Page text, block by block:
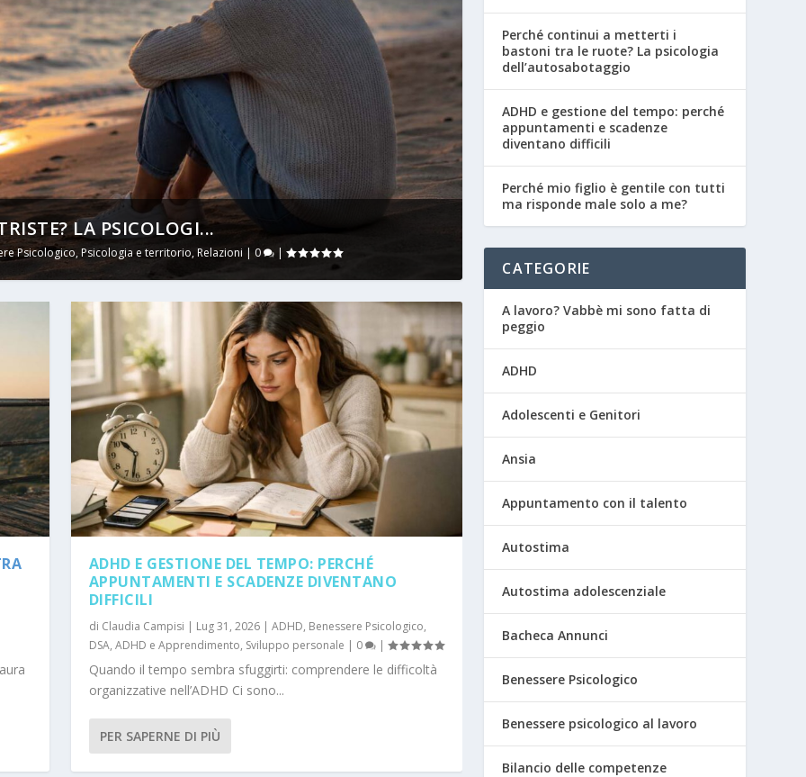
LA PSICOLOGI...
Psicologico,Psicologia e territorio, Relazioni |0 |
STUDIO DI PSICOL...
SOFFRONO DI ANSIA: ...
PSICOLOGICO PER GL...
DI FREELANC...
Sviluppo personale
ADHD E GESTIONE DEL TEMPO: PERCHÉ
APPUNTAMENTI E SCADENZE DIVENTANO
DIFFICILI
di Claudia Campisi | Lug 31, 2026| ADHD, Benessere Psicologico,
DSA, ADHD e Apprendimento, Sviluppo personale | 0 |
Quando il tempo sembra sfuggirti: comprendere le difficoltà
organizzative nell’ADHD Ci sono...
PER SAPERNE DI PIÙ
Perché continui a metterti i
bastoni tra le ruote? La psicologia
dell’autosabotaggio
ADHD e gestione del tempo: perché
appuntamenti e scadenze
diventano difficili
Perché mio figlio è gentile con tutti
ma risponde male solo a me?
CATEGORIE
A lavoro? Vabbè mi sono fatta di
peggio
ADHD
Adolescenti e Genitori
Ansia
Appuntamento con il talento
Autostima
Autostima adolescenziale
Bacheca Annunci
Benessere Psicologico
Benessere psicologico al lavoro
Bilancio delle competenze